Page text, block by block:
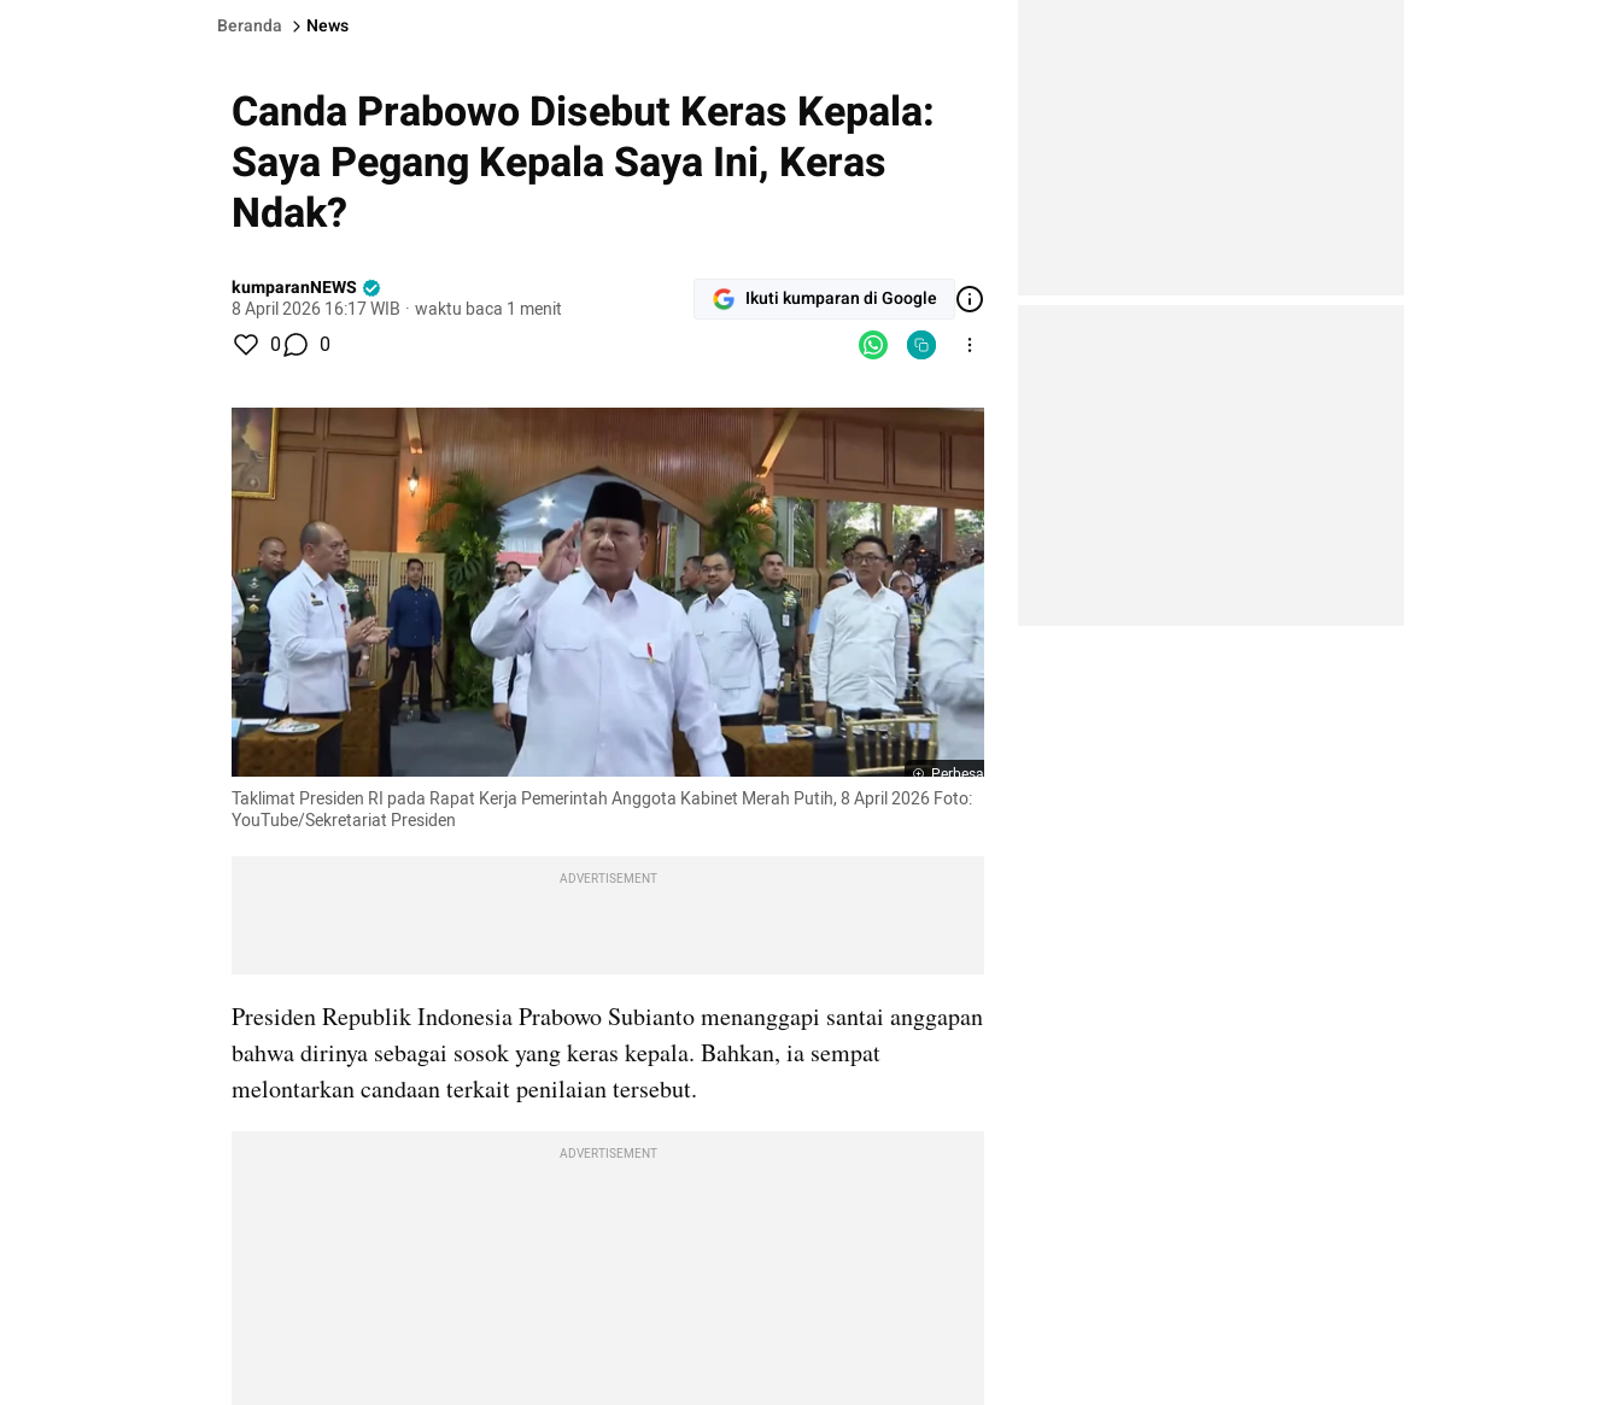
Beranda News
Canda Prabowo Disebut Keras Kepala:
Saya Pegang Kepala Saya Ini, Keras
Ndak?
kumparanNEWS
8 April 2026 16:17 WIB · waktu baca 1 menit Ikuti kumparan di Google
0 0
Perbesar
Taklimat Presiden RI pada Rapat Kerja Pemerintah Anggota Kabinet Merah Putih, 8 April 2026 Foto:
YouTube/Sekretariat Presiden
ADVERTISEMENT
Presiden Republik Indonesia Prabowo Subianto menanggapi santai anggapan
bahwa dirinya sebagai sosok yang keras kepala. Bahkan, ia sempat
melontarkan candaan terkait penilaian tersebut.
ADVERTISEMENT